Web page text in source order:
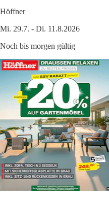
Höffner
Mi. 29.7. - Di. 11.8.2026
Noch bis morgen gültig